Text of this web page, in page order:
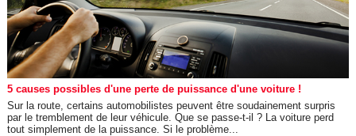
5 causes possibles d'une perte de puissance d'une voiture !
Sur la route, certains automobilistes peuvent être soudainement surpris
par le tremblement de leur véhicule. Que se passe-t-il ? La voiture perd
tout simplement de la puissance. Si le problème...